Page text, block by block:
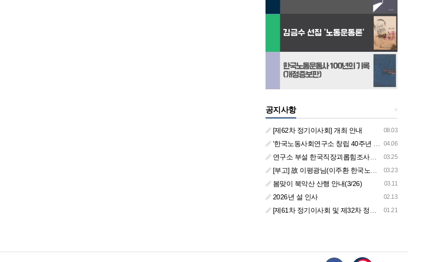
+
공지사항
08.03
[제62차 정기이사회] 개최 안내
04.06
'한국노동사회연구소 창립 40주년 기념 행사 안내'
03.25
연구소 부설 한국직장괴롭힘조사센터 '2026년도 주요 사업 안내' (교육/컨설팅)
03.23
[부고] 故 이평광님(이주환 한국노동사회연구소 부소장 부친상)
03.11
봄맞이 북악산 산행 안내(3/26)
02.13
2026년 설 인사
01.21
[제61차 정기이사회 및 제32차 정기총회 합동회의] 개최 안내